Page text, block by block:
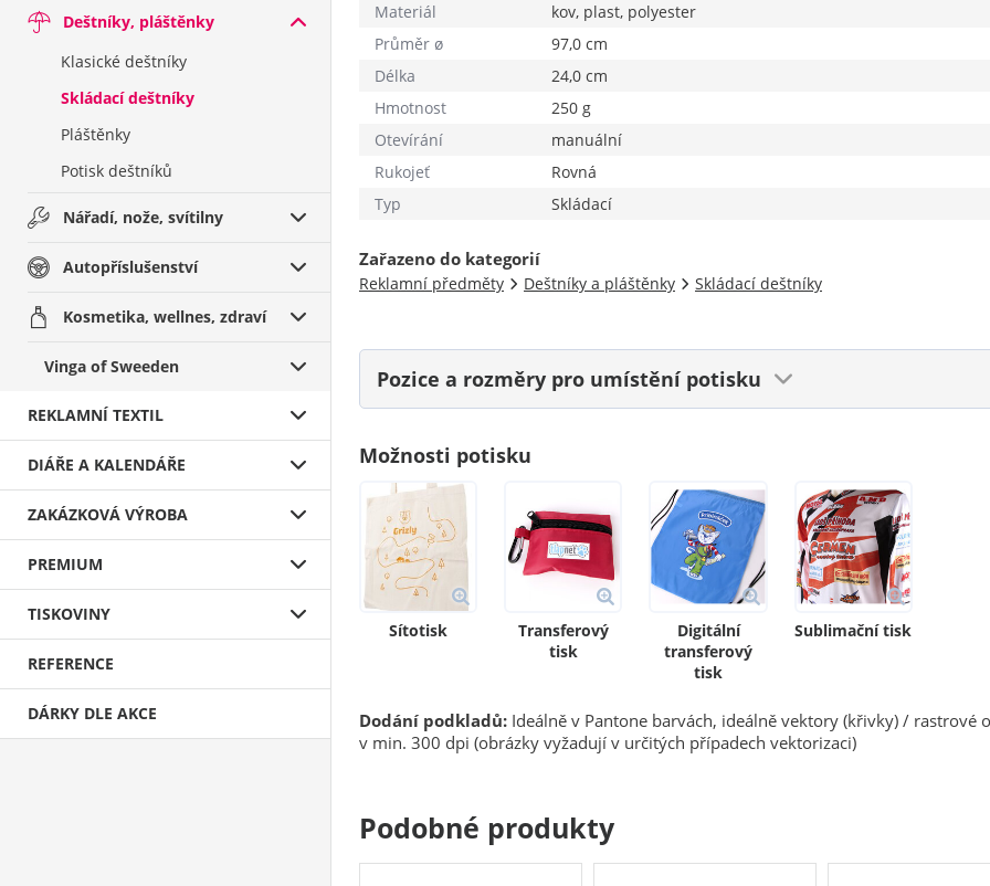
Deštníky, pláštěnky
Klasické deštníky
Skládací deštníky
Pláštěnky
Potisk deštníků
Nářadí, nože, svítilny
Autopříslušenství
Kosmetika, wellnes, zdraví
Vinga of Sweeden
REKLAMNÍ TEXTIL
DIÁŘE A KALENDÁŘE
ZAKÁZKOVÁ VÝROBA
PREMIUM
TISKOVINY
REFERENCE
DÁRKY DLE AKCE
Materiál
kov, plast, polyester
Průměr ø
97,0 cm
Délka
24,0 cm
Hmotnost
250 g
Otevírání
manuální
Rukojeť
Rovná
Typ
Skládací
Zařazeno do kategorií
Reklamní předměty Deštníky a pláštěnky Skládací deštníky
Pozice a rozměry pro umístění potisku
Možnosti potisku
Sítotisk
Transferový
tisk
Digitální
transferový
tisk
Sublimační tisk
Dodání podkladů: Ideálně v Pantone barvách, ideálně vektory (křivky) / rastrové
v min. 300 dpi (obrázky vyžadují v určitých případech vektorizaci)
Podobné produkty